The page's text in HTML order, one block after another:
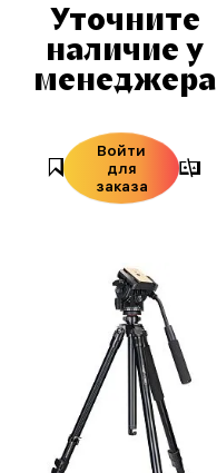
Уточните
наличие у
менеджера
Войти
для
заказа